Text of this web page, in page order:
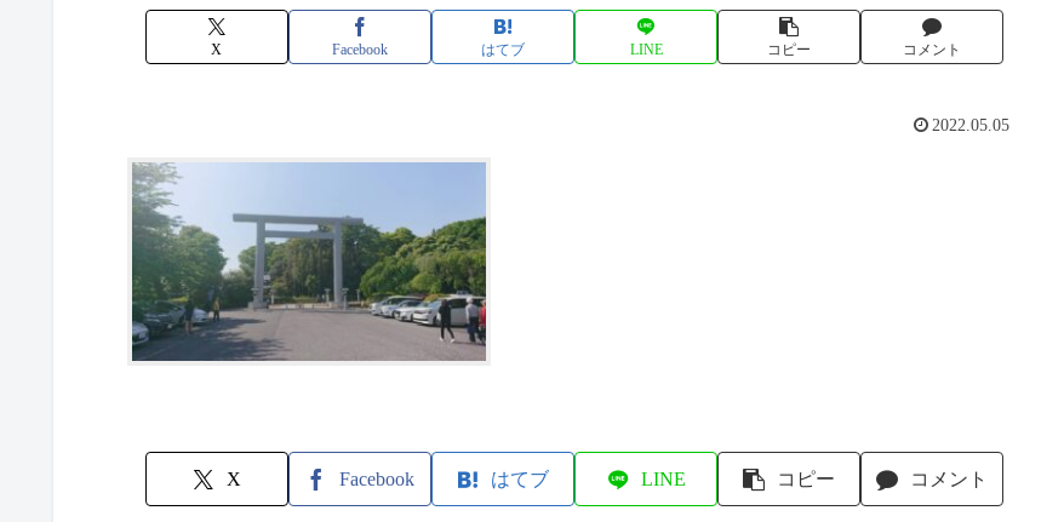
X Facebook はてブ LINE コピー コメント
2022.05.05
X Facebook はてブ LINE コピー コメント